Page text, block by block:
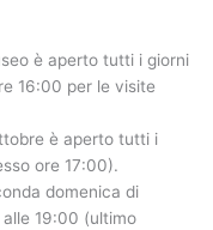
è aperto tutti i giorni
16:00 per le visite
è aperto tutti i
ore 17:00).
domenica di
19:00 (ultimo